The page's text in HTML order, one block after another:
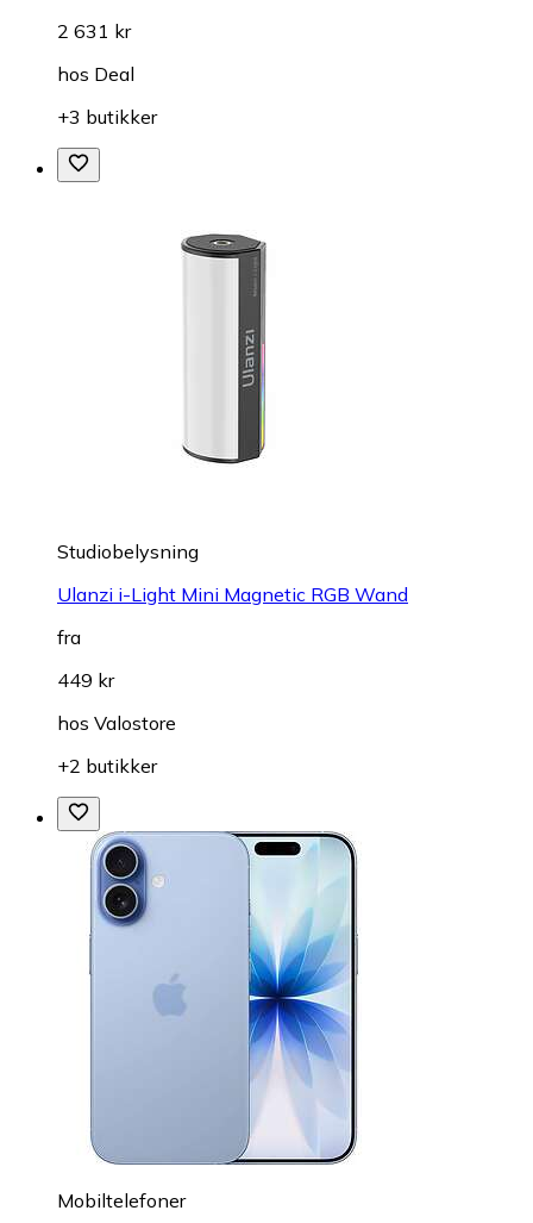
2 631 kr
hos Deal
+3 butikker
Studiobelysning
Ulanzi i-Light Mini Magnetic RGB Wand
fra
449 kr
hos Valostore
+2 butikker
Mobiltelefoner